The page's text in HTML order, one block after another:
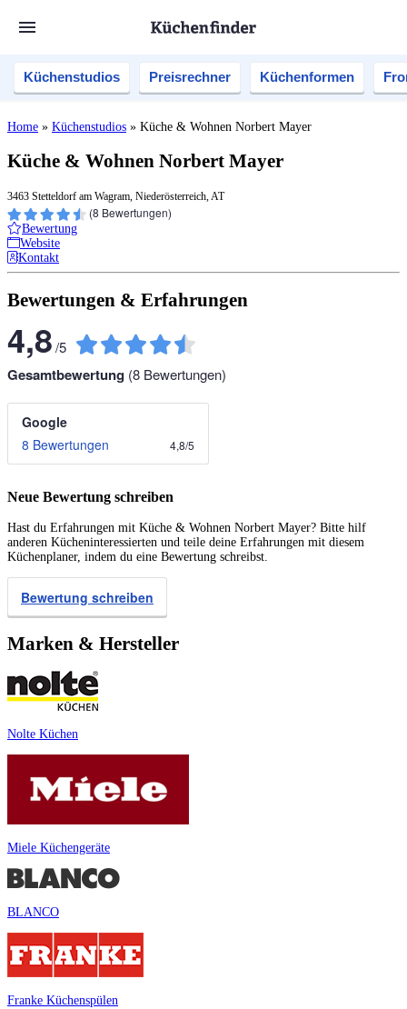
Küchenstudios Preisrechner Küchenformen
Home » Küchenstudios » Küche & Wohnen Norbert Mayer
Küche & Wohnen Norbert Mayer
3463 Stetteldorf am Wagram, Niederösterreich, AT
(8 Bewertungen)
Bewertung
Website
Kontakt
Bewertungen & Erfahrungen
4,8/5
Gesamtbewertung (8 Bewertungen)
Google
8 Bewertungen
4,8/5
Neue Bewertung schreiben
Hast du Erfahrungen mit Küche & Wohnen Norbert Mayer? Bitte hilf
anderen Kücheninteressierten und teile deine Erfahrungen mit diesem
Küchenplaner, indem du eine Bewertung schreibst.
Bewertung schreiben
Marken & Hersteller
Nolte Küchen
Miele Küchengeräte
BLANCO
Franke Küchenspülen